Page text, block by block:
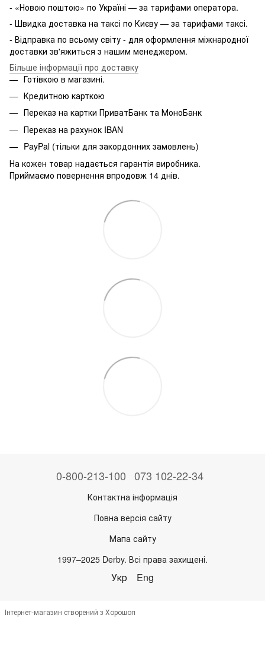
- «Новою поштою» по Україні — за тарифами оператора.
- Швидка доставка на таксі по Києву — за тарифами таксі.
- Відправка по всьому світу - для оформлення міжнародної
доставки зв'яжиться з нашим менеджером.
Більше інформації про доставку
Готівкою в магазині.
Кредитною карткою
Переказ на картки ПриватБанк та МоноБанк
Переказ на рахунок IBAN
PayPal (тільки для закордонних замовлень)
На кожен товар надається гарантія виробника.
Приймаємо повернення впродовж 14 днів.
0-800-213-100 073 102-22-34
Контактна інформація
Повна версія сайту
Мапа сайту
1997–2025 Derby. Всі права захищені.
Укр Eng
Інтернет-магазин створений з Хорошоп